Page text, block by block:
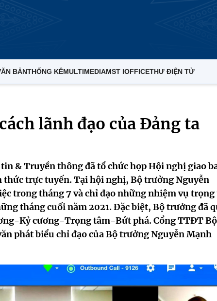
BẢNTHỐNG KÊMULTIMEDIAMST IOFFICETHƯ ĐIỆN TỬ
lãnh đạo của Đảng ta
& Truyền thông đã tổ chức họp Hội nghị giao
thức trực tuyến. Tại hội nghị, Bộ trưởng Nguyễn
trong tháng 7 và chỉ đạo những nhiệm vụ trọng
tháng cuối năm 2021. Đặc biệt, Bộ trưởng đã
Kỷ cương-Trọng tâm-Bứt phá. Cổng TTĐT Bộ
phát biểu chỉ đạo của Bộ trưởng Nguyễn Mạnh